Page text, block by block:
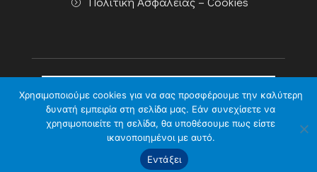
Χρησιμοποιούμε cookies για να σας προσφέρουμε την καλύτερη
δυνατή εμπειρία στη σελίδα μας. Εάν συνεχίσετε να
χρησιμοποιείτε τη σελίδα, θα υποθέσουμε πως είστε
ικανοποιημένοι με αυτό.
Εντάξει
Copyright 2026 Powered by Knowledge A.E.